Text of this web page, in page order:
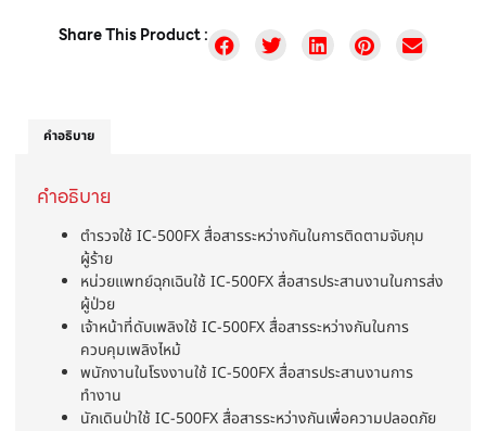
Share This Product :
คำอธิบาย
คำอธิบาย
ตำรวจใช้ IC-500FX สื่อสารระหว่างกันในการติดตามจับกุม
ผู้ร้าย
หน่วยแพทย์ฉุกเฉินใช้ IC-500FX สื่อสารประสานงานในการส่ง
ผู้ป่วย
เจ้าหน้าที่ดับเพลิงใช้ IC-500FX สื่อสารระหว่างกันในการ
ควบคุมเพลิงไหม้
พนักงานในโรงงานใช้ IC-500FX สื่อสารประสานงานการ
ทำงาน
นักเดินป่าใช้ IC-500FX สื่อสารระหว่างกันเพื่อความปลอดภัย